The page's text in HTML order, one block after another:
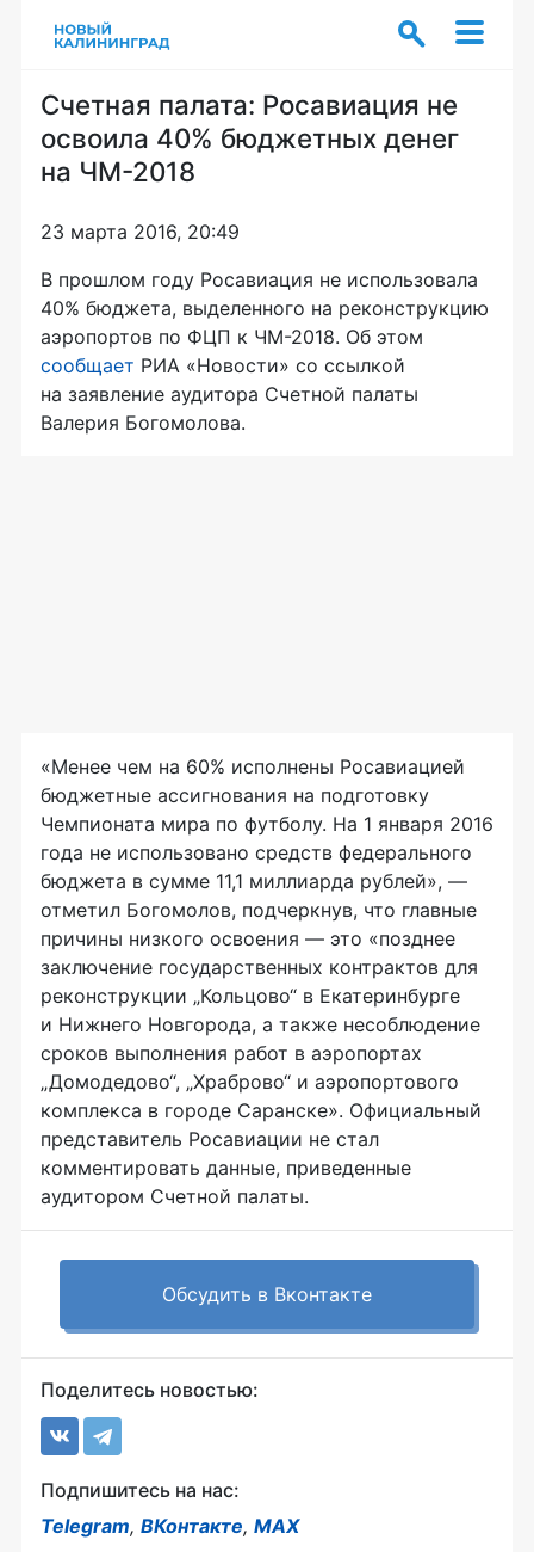
Счетная палата: Росавиация не
освоила 40% бюджетных денег
на ЧМ-2018
23 марта 2016, 20:49
В прошлом году Росавиация не использовала
40% бюджета, выделенного на реконструкцию
аэропортов по ФЦП к ЧМ-2018. Об этом
сообщает РИА «Новости» со ссылкой
на заявление аудитора Счетной палаты
Валерия Богомолова.
«Менее чем на 60% исполнены Росавиацией
бюджетные ассигнования на подготовку
Чемпионата мира по футболу. На 1 января 2016
года не использовано средств федерального
бюджета в сумме 11,1 миллиарда рублей», —
отметил Богомолов, подчеркнув, что главные
причины низкого освоения — это «позднее
заключение государственных контрактов для
реконструкции „Кольцово“ в Екатеринбурге
и Нижнего Новгорода, а также несоблюдение
сроков выполнения работ в аэропортах
„Домодедово“, „Храброво“ и аэропортового
комплекса в городе Саранске». Официальный
представитель Росавиации не стал
комментировать данные, приведенные
аудитором Счетной палаты.
Обсудить в Вконтакте
Поделитесь новостью:
Подпишитесь на нас:
Telegram, ВКонтакте, MAX